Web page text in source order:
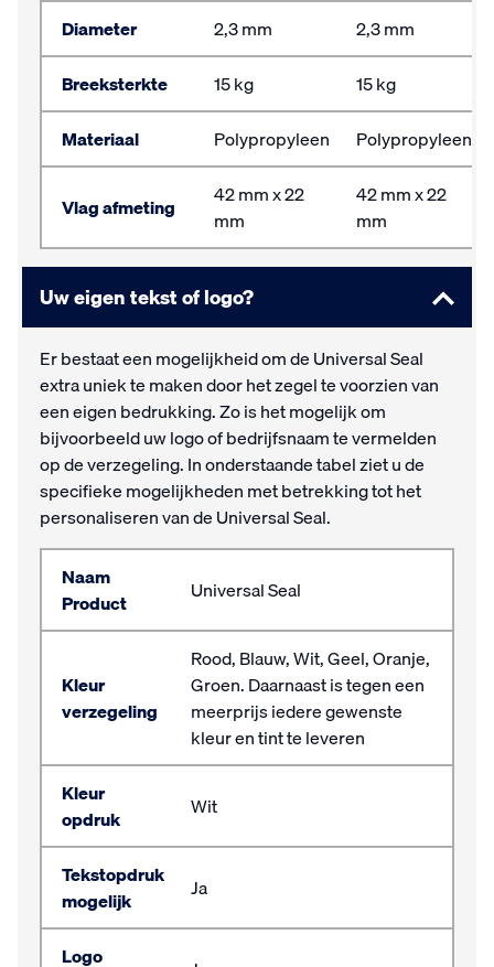
Diameter
2,3 mm
2,3 mm
Breeksterkte
15 kg
15 kg
Materiaal
Polypropyleen Polypropyleen
Vlag afmeting
42 mm x 22
mm
42 mm x 22
mm
Uw eigen tekst of logo?
Er bestaat een mogelijkheid om de Universal Seal
extra uniek te maken door het zegel te voorzien van
een eigen bedrukking. Zo is het mogelijk om
bijvoorbeeld uw logo of bedrijfsnaam te vermelden
op de verzegeling. In onderstaande tabel ziet u de
specifieke mogelijkheden met betrekking tot het
personaliseren van de Universal Seal.
Naam
Product
Universal Seal
Kleur
verzegeling
Rood, Blauw, Wit, Geel, Oranje,
Groen. Daarnaast is tegen een
meerprijs iedere gewenste
kleur en tint te leveren
Kleur
opdruk
Wit
Tekstopdruk
mogelijk
Ja
Logo